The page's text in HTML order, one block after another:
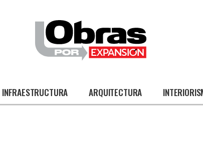
INFRAESTRUCTURA ARQUITECTURA